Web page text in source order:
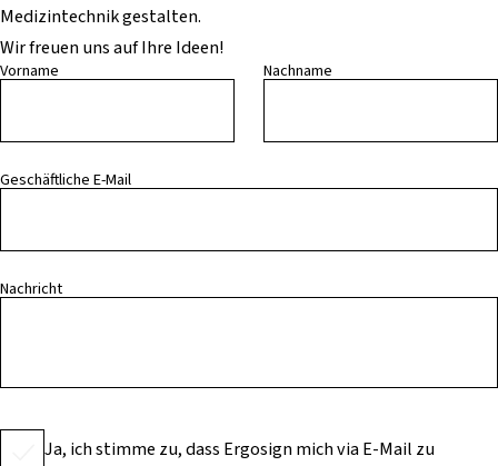
Medizintechnik gestalten.
Wir freuen uns auf Ihre Ideen!
Vorname Nachname
Geschäftliche E-Mail
Nachricht
Ja, ich stimme zu, dass Ergosign mich via E-Mail zu